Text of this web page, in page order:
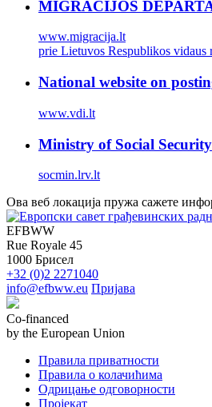
MIGRACIJOS
www.migracija.lt
prie Lietuvos Respublikos vidaus
National website on
www.vdi.lt
Ministry of Social
socmin.lrv.lt
Ова веб локација пружа сажете
EFBWW
Rue Royale 45
1000 Брисел
+32 (0)2 2271040
info@efbww.eu Пријава
Co-financed
by the European Union
Правила приватности
Правила о колачићима
Одрицање одговорности
Пројекат